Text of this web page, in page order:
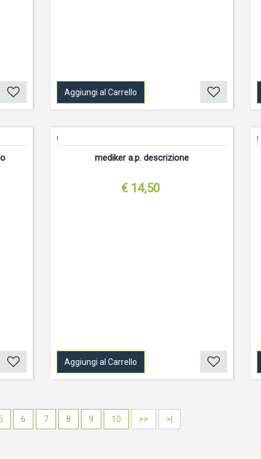
Aggiungi al Carrello
!
mediker a.p. descrizione
€ 14,50
Aggiungi al Carrello
!
6 7 8 9 10 >> >|